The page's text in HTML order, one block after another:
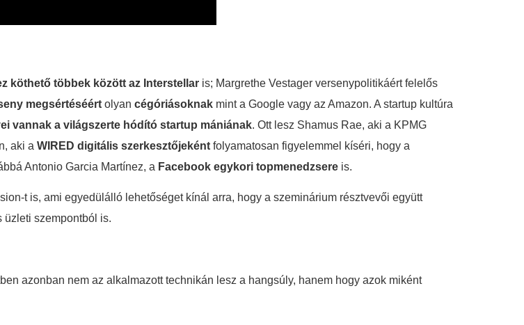
köthető többek között az Interstellar is; Margrethe Vestager versenypolitikáért felelős
megsértéséért olyan cégóriásoknak mint a Google vagy az Amazon. A startup kultúra
vannak a világszerte hódító startup mániának. Ott lesz Shamus Rae, aki a KPMG
aki a WIRED digitális szerkesztőjeként folyamatosan figyelemmel kíséri, hogy a
Antonio Garcia Martínez, a Facebook egykori topmenedzsere is.
t is, ami egyedülálló lehetőséget kínál arra, hogy a szeminárium résztvevői együtt
üzleti szempontból is.
azonban nem az alkalmazott technikán lesz a hangsúly, hanem hogy azok miként